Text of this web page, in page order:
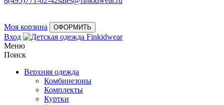
Моя корзина ОФОРМИТЬ
Вход
Меню
Поиск
Верхняя одежда
Комбинезоны
Комплекты
Куртки